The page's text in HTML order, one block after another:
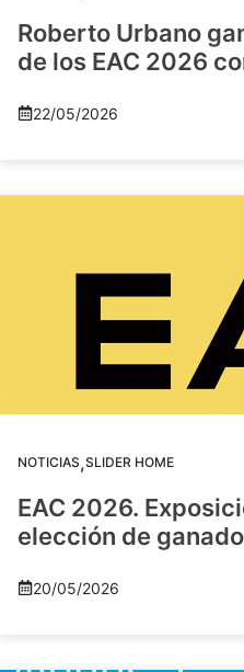
Roberto Urbano
de los EAC 2026
22/05/2026
NOTICIAS,SLIDER HOME
EAC 2026.
elección de
20/05/2026